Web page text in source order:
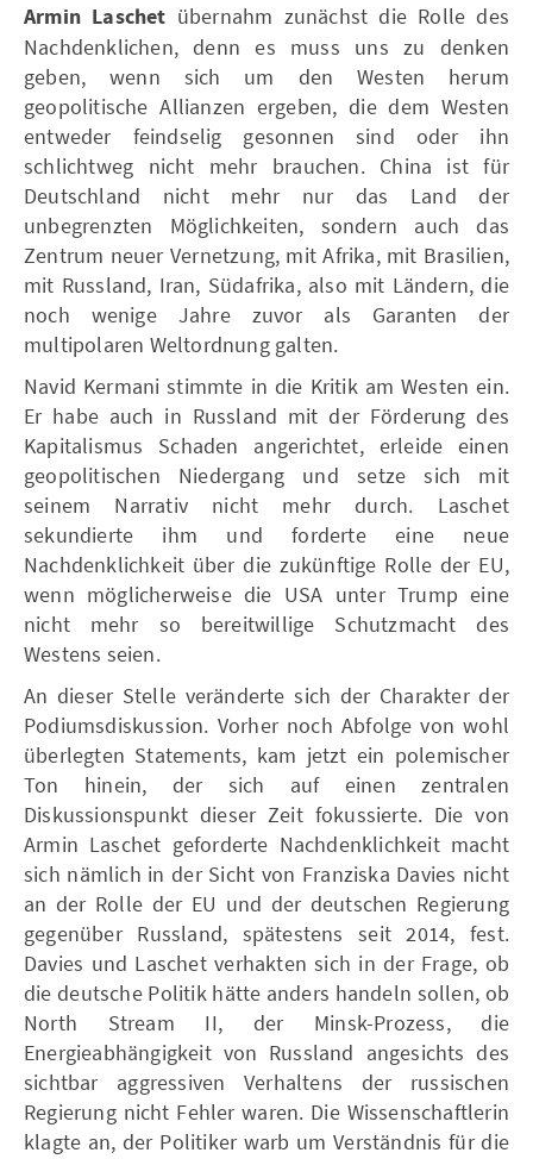
Armin Laschet übernahm zunächst die Rolle des
Nachdenklichen, denn es muss uns zu denken
geben, wenn sich um den Westen herum
geopolitische Allianzen ergeben, die dem Westen
entweder feindselig gesonnen sind oder ihn
schlichtweg nicht mehr brauchen. China ist für
Deutschland nicht mehr nur das Land der
unbegrenzten Möglichkeiten, sondern auch das
Zentrum neuer Vernetzung, mit Afrika, mit Brasilien,
mit Russland, Iran, Südafrika, also mit Ländern, die
noch wenige Jahre zuvor als Garanten der
multipolaren Weltordnung galten.
Navid Kermani stimmte in die Kritik am Westen ein.
Er habe auch in Russland mit der Förderung des
Kapitalismus Schaden angerichtet, erleide einen
geopolitischen Niedergang und setze sich mit
seinem Narrativ nicht mehr durch. Laschet
sekundierte ihm und forderte eine neue
Nachdenklichkeit über die zukünftige Rolle der EU,
wenn möglicherweise die USA unter Trump eine
nicht mehr so bereitwillige Schutzmacht des
Westens seien.
An dieser Stelle veränderte sich der Charakter der
Podiumsdiskussion. Vorher noch Abfolge von wohl
überlegten Statements, kam jetzt ein polemischer
Ton hinein, der sich auf einen zentralen
Diskussionspunkt dieser Zeit fokussierte. Die von
Armin Laschet geforderte Nachdenklichkeit macht
sich nämlich in der Sicht von Franziska Davies nicht
an der Rolle der EU und der deutschen Regierung
gegenüber Russland, spätestens seit 2014, fest.
Davies und Laschet verhakten sich in der Frage, ob
die deutsche Politik hätte anders handeln sollen, ob
North Stream II, der Minsk-Prozess, die
Energieabhängigkeit von Russland angesichts des
sichtbar aggressiven Verhaltens der russischen
Regierung nicht Fehler waren. Die Wissenschaftlerin
klagte an, der Politiker warb um Verständnis für die